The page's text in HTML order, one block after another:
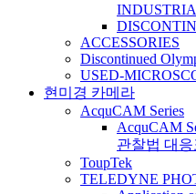
ACCESSORIES
Discontinued
USED-
현미경 카메라
AcquCAM Series
AcquCAM
관찰법 대응
ToupTek
TELEDYNE